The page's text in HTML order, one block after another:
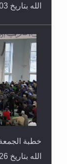
الله بتاريخ 03-07-2026
خطبة الجمعة
الله بتاريخ 26-06-2026